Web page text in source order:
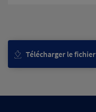
Télécharger le fichier